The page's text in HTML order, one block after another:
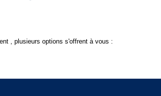
, plusieurs options s'offrent à vous :